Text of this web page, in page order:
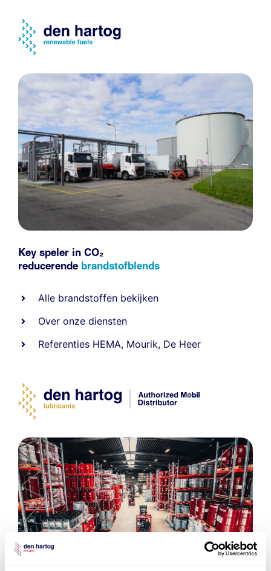
Key speler in CO₂
reducerende brandstofblends
Alle brandstoffen bekijken
Over onze diensten
Referenties HEMA, Mourik, De Heer